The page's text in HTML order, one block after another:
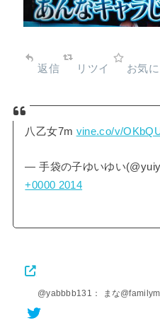
返信 リツイ お気に
八乙女7m vine.co/v/
— 手袋の子ゆいゆい
+0000 2014
@yabbbb131： まな